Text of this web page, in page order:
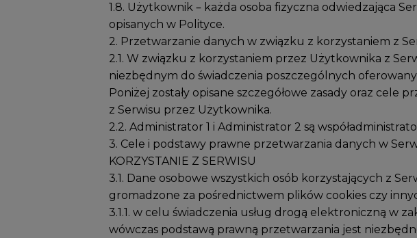
1.8. Użytkownik – każda osoba fizyczna odwiedzająca
opisanych w Polityce.
2. Przetwarzanie danych w związku z korzystaniem z
2.1. W związku z korzystaniem przez Użytkownika z
niezbędnym do świadczenia poszczególnych
Poniżej zostały opisane szczegółowe zasady oraz
z Serwisu przez Użytkownika.
2.2. Administrator 1 i Administrator 2 są
3. Cele i podstawy prawne przetwarzania danych w
KORZYSTANIE Z SERWISU
3.1. Dane osobowe wszystkich osób korzystających z
gromadzone za pośrednictwem plików cookies czy
3.1.1. w celu świadczenia usług drogą elektroniczną w
wówczas podstawą prawną przetwarzania jest